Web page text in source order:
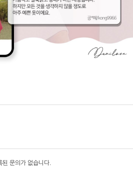
된 문의가 없습니다.